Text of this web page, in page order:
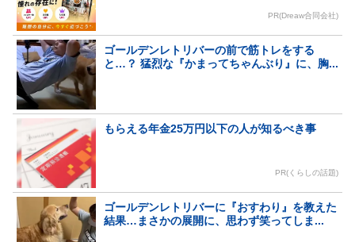
PR(Dreaw合同会社)
ゴールデンレトリバーの前で筋トレをする
と…？ 猛烈な『かまってちゃんぶり』に、胸...
もらえる年金25万円以下の人が知るべき事
PR(くらしの話題)
ゴールデンレトリバーに『おすわり』を教えた
結果…まさかの展開に、思わず笑ってしま...